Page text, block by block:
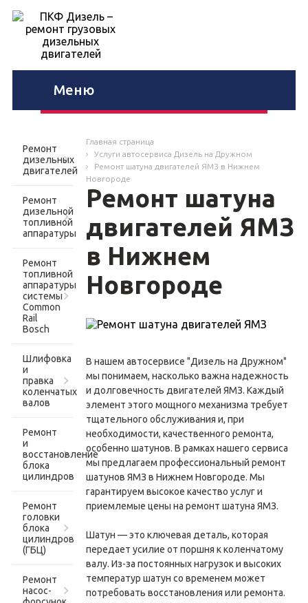
Меню
Главная страница
Услуги автосервиса Дизель на Дружном
Ремонт шатуна двигателей ЯМЗ в Нижнем
Новгороде
Ремонт шатуна
двигателей ЯМЗ
в Нижнем
Новгороде
В нашем автосервисе "Дизель на Дружном"
мы понимаем, насколько важна надежность
и долговечность двигателей ЯМЗ. Каждый
элемент этого мощного механизма требует
тщательного обслуживания и, при
необходимости, качественного ремонта,
особенно шатунов. В рамках нашего сервиса
мы предлагаем профессиональный ремонт
шатунов ЯМЗ в Нижнем Новгороде. Мы
гарантируем высокое качество услуг и
приемлемые цены на ремонт шатуна ЯМЗ.
Шатун — это ключевая деталь, которая
передает усилие от поршня к коленчатому
валу. Из-за постоянных нагрузок и высоких
температур шатун со временем может
потребовать восстановления или ремонта.
Ремонт
дизельных
двигателей
Ремонт
дизельной
топливной
аппаратуры
Ремонт
топливной
аппаратуры
системы
Common
Rail
Bosch
Шлифовка
и
правка
коленчатых
валов
Ремонт
и
восстановление
блока
цилиндров
Ремонт
головки
блока
цилиндров
(ГБЦ)
Ремонт
насос-